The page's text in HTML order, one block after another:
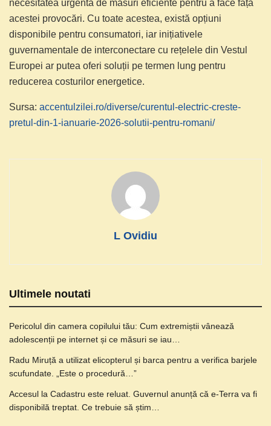
necesitatea urgentă de măsuri eficiente pentru a face față
acestei provocări. Cu toate acestea, există opțiuni
disponibile pentru consumatori, iar inițiativele
guvernamentale de interconectare cu rețelele din Vestul
Europei ar putea oferi soluții pe termen lung pentru
reducerea costurilor energetice.
Sursa: accentulzilei.ro/diverse/curentul-electric-creste-
pretul-din-1-ianuarie-2026-solutii-pentru-romani/
L Ovidiu
Ultimele noutati
Pericolul din camera copilului tău: Cum extremiștii vânează
adolescenții pe internet și ce măsuri se iau…
Radu Miruță a utilizat elicopterul și barca pentru a verifica barjele
scufundate. „Este o procedură…”
Accesul la Cadastru este reluat. Guvernul anunță că e-Terra va fi
disponibilă treptat. Ce trebuie să știm…